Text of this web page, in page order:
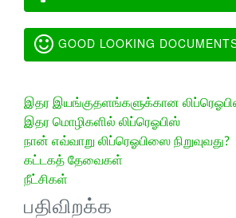
GOOD LOOKING
இதர இயங்குதளங்களுக்கான
இதர மொழிகளில் லிப்ரெஓபிஸ்
நான் எவ்வாறு லிப்ரெஓபிஸை நிறுவுவது?
கட்டகத் தேவைகள்
நீட்சிகள்
பதிவிறக்க